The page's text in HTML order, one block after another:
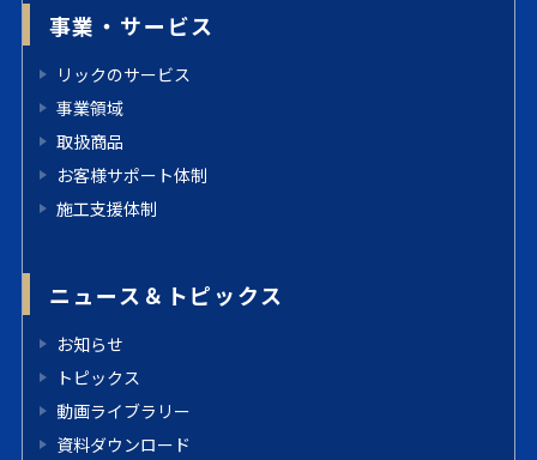
事業・サービス
リックのサービス
事業領域
取扱商品
お客様サポート体制
施工支援体制
ニュース＆トピックス
お知らせ
トピックス
動画ライブラリー
資料ダウンロード